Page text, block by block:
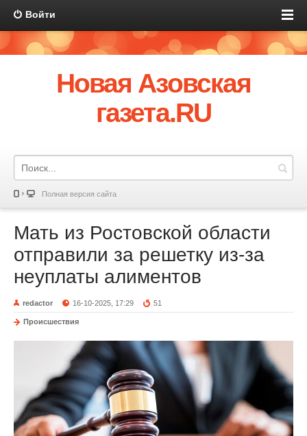
Войти
Новая Азовская
газета.RU
Полная версия сайта
Мать из Ростовской области
отправили за решетку из-за
неуплаты алиментов
redactor 16-10-2025, 17:29 51
Происшествия